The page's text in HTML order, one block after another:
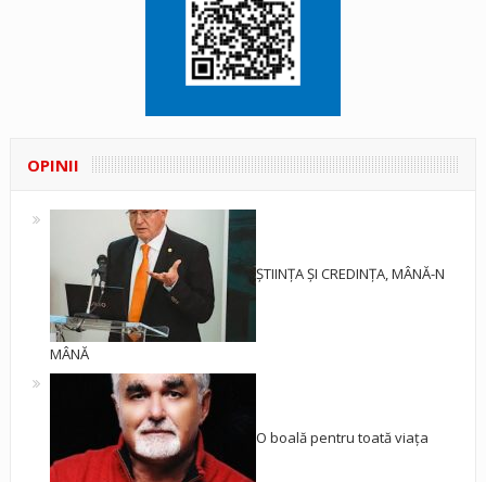
OPINII
ȘTIINȚA ȘI CREDINȚA, MÂNĂ-N
MÂNĂ
O boală pentru toată viața